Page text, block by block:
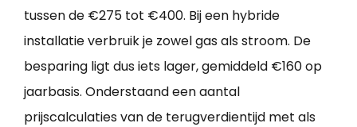
tussen de €275 tot €400. Bij een hybride
installatie verbruik je zowel gas als stroom. De
besparing ligt dus iets lager, gemiddeld €160 op
jaarbasis. Onderstaand een aantal
prijscalculaties van de terugverdientijd met als